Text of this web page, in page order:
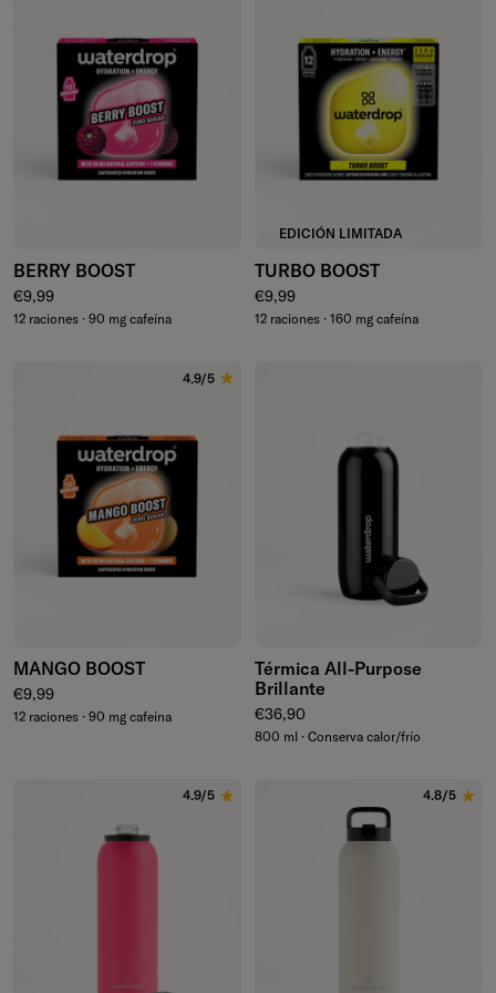
BERRY BOOST
Precio normal
€9,99
12 raciones · 90 mg cafeína
EDICIÓN LIMITADA
TURBO BOOST
Precio normal
€9,99
12 raciones · 160 mg cafeína
4.9/5
MANGO BOOST
Precio normal
€9,99
12 raciones · 90 mg cafeína
Térmica All-Purpose
Brillante
Precio normal
€36,90
800 ml · Conserva calor/frío
4.9/5 4.8/5